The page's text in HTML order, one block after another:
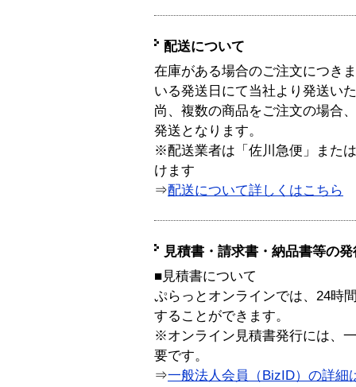
配送について
在庫がある場合のご注文につき
いる発送日にて当社より発送い
尚、複数の商品をご注文の場合
発送となります。
※配送業者は「佐川急便」また
けます
⇒配送について詳しくはこちら
見積書・請求書・納品書等の
■見積書について
ぷらっとオンラインでは、24時
することができます。
※オンライン見積書発行には、
要です。
⇒一般法人会員（BizID）の詳細